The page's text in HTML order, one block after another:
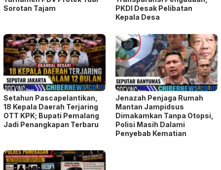
Sorotan Tajam
PKDI Desak Pelibatan
Kepala Desa
Setahun Pascapelantikan,
18 Kepala Daerah Terjaring
OTT KPK; Bupati Pemalang
Jadi Penangkapan Terbaru
Jenazah Penjaga Rumah
Mantan Jampidsus
Dimakamkan Tanpa Otopsi,
Polisi Masih Dalami
Penyebab Kematian